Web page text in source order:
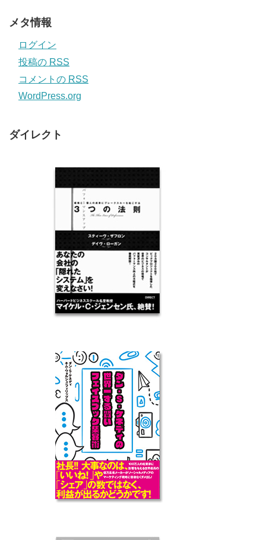
メタ情報
ログイン
投稿の RSS
コメントの RSS
WordPress.org
ダイレクト